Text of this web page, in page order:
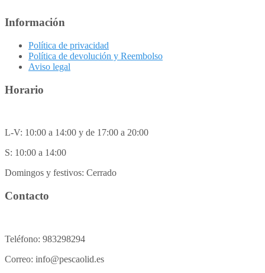
Información
Política de privacidad
Política de devolución y Reembolso
Aviso legal
Horario
L-V: 10:00 a 14:00 y de 17:00 a 20:00
S: 10:00 a 14:00
Domingos y festivos: Cerrado
Contacto
Teléfono: 983298294
Correo: info@pescaolid.es